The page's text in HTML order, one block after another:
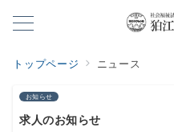
トップページ ニュース
お知らせ
求人のお知らせ